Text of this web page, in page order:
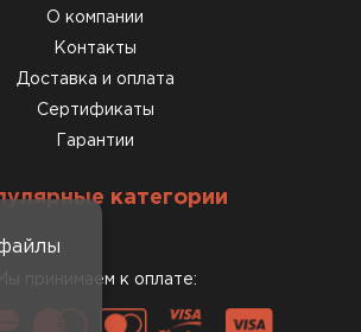
О компании
Контакты
Доставка и оплата
Сертификаты
Гарантии
категории
Мы принимаем к оплате: